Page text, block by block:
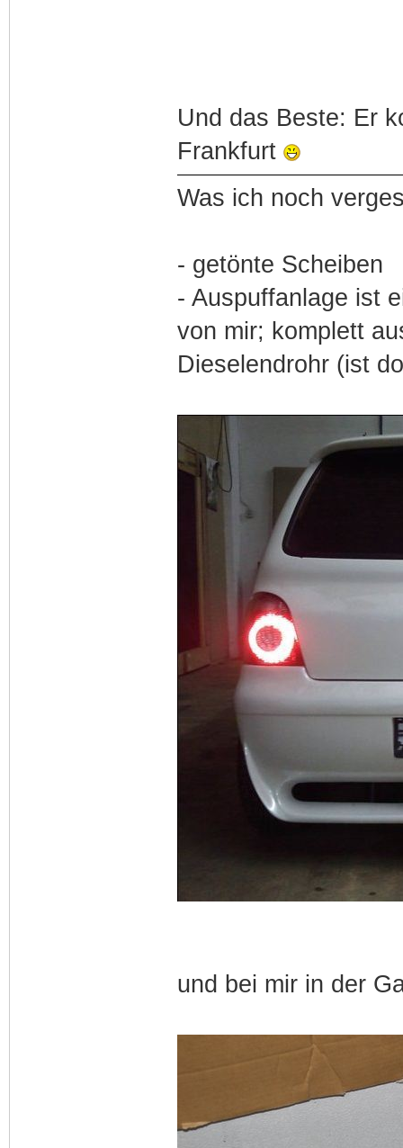
Und das Beste: Er
Frankfurt
Was ich noch
- getönte Scheiben
- Auspuffanlage ist
von mir; komplett
Dieselendrohr (ist
und bei mir in der